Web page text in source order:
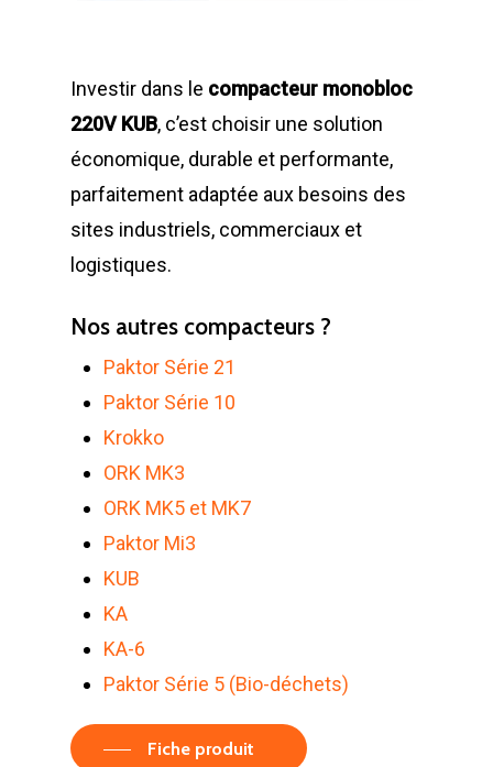
Investir dans le compacteur monobloc
220V KUB, c’est choisir une solution
économique, durable et performante,
parfaitement adaptée aux besoins des
sites industriels, commerciaux et
logistiques.
Nos autres compacteurs ?
Paktor Série 21
Paktor Série 10
Krokko
ORK MK3
ORK MK5 et MK7
Paktor Mi3
KUB
KA
KA-6
Paktor Série 5 (Bio-déchets)
Fiche produit